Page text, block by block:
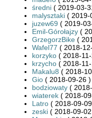
średni ( 2019-03-
malysztaki ( 2019-
juzew69 ( 2019-
Emil-Górołajzy (
GrzegorzBike (
Wafel77 ( 2018-
korzyko ( 2018-
krzycho ( 2018-
Makalu8 ( 2018-
Gio ( 2018-09-26 )
bodziowaty (
wiaterek ( 2018-
Latro ( 2018-09-
zeski ( 2018-09-